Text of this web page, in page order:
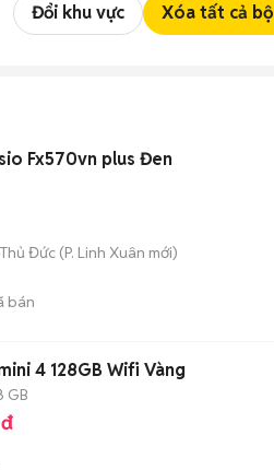
Đổi khu vực Xóa tất cả
Fx570vn plus Đen
Đức (P. Linh Xuân mới)
bán
4 128GB Wifi Vàng
GB